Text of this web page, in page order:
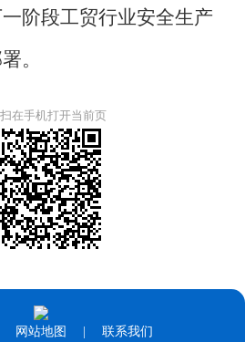
段工贸行业安全生产
。
在手机打开当前页
网站地图 联系我们